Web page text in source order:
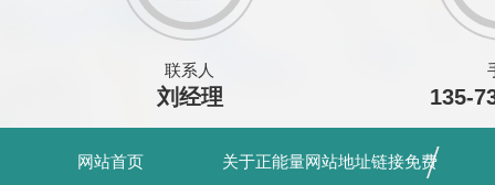
联系人
刘经理 135-
网站首页 关于正能量网站地址链接免费